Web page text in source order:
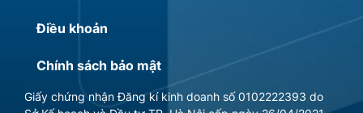
Điều khoản
Chính sách bảo mật
Giấy chứng nhận Đăng kí kinh doanh số 0102222393 do